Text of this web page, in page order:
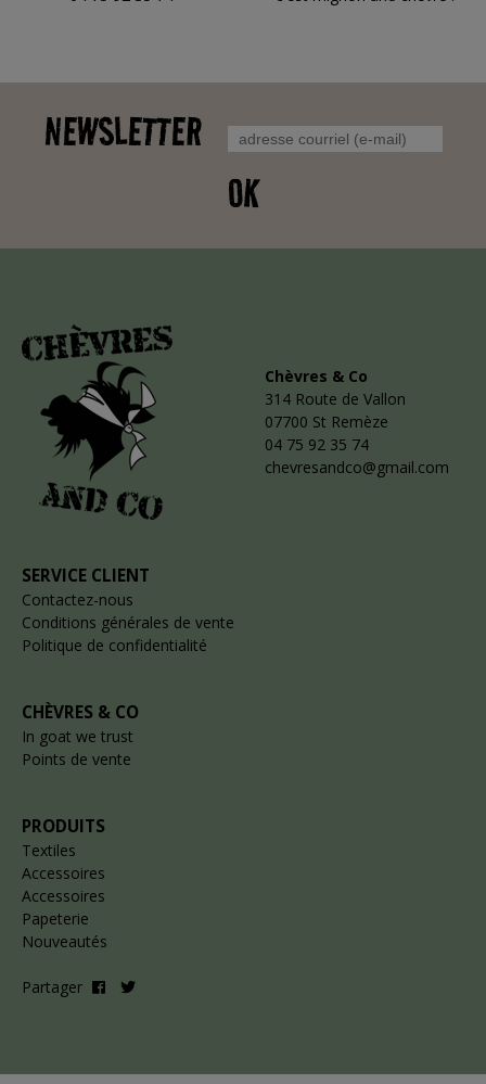
NEWSLETTER
OK
Chèvres & Co
314 Route de Vallon
07700 St Remèze
04 75 92 35 74
chevresandco@gmail.com
SERVICE CLIENT
Contactez-nous
Conditions générales de vente
Politique de confidentialité
CHÈVRES & CO
In goat we trust
Points de vente
PRODUITS
Textiles
Accessoires
Accessoires
Papeterie
Nouveautés
Partager